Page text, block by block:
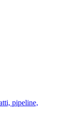
pipeline,